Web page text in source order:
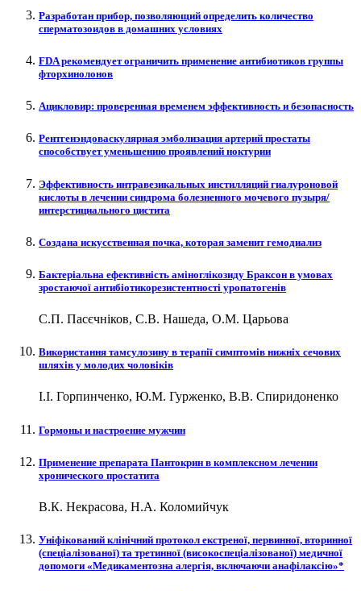
Разработан прибор, позволяющий определить количество
сперматозоидов в домашних условиях
FDA рекомендует ограничить применение антибиотиков группы
фторхинолонов
Ацикловир: проверенная временем эффективность и безопасность
Рентгенэндоваскулярная эмболизация артерий простаты
способствует уменьшению проявлений ноктурии
Эффективность интравезикальных инстилляций гиалуроновой
кислоты в лечении синдрома болезненного мочевого пузыря/
интерстициального цистита
Создана искусственная почка, которая заменит гемодиализ
Бактеріальна ефективність аміноглікозиду Браксон в умовах
зростаючої антибіотикорезистентності уропатогенів
С.П. Пасєчніков, С.В. Нашеда, О.М. Царьова
Використання тамсулозину в терапії симптомів нижніх сечових
шляхів у молодих чоловіків
І.І. Горпинченко, Ю.М. Гурженко, В.В. Спиридоненко
Гормоны и настроение мужчин
Применение препарата Пантокрин в комплексном лечении
хронического простатита
В.К. Некрасова, Н.А. Коломийчук
Уніфікований клінічний протокол екстреної, первинної, вторинної
(спеціалізованої) та третинної (високоспеціалізованої) медичної
допомоги «Медикаментозна алергія, включаючи анафілаксію»*